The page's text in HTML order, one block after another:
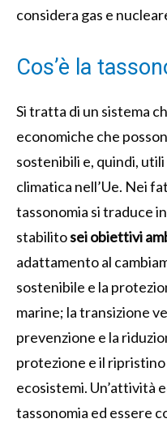
considera gas e
Cos’è la
Si tratta di un sistema
economiche che
sostenibili e, quindi,
climatica nell’Ue. Nei
tassonomia si traduce
stabilitosei obiettivi
adattamento al
sostenibile e la
marine; la transizione
prevenzione e la
protezione e il
ecosistemi. Un’attività
tassonomia ed essere